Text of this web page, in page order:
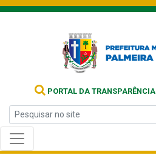
PORTAL DA TRANSPARÊNCIA